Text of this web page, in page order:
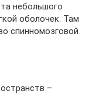
небольшого
оболочек. Там
спинномозговой
–